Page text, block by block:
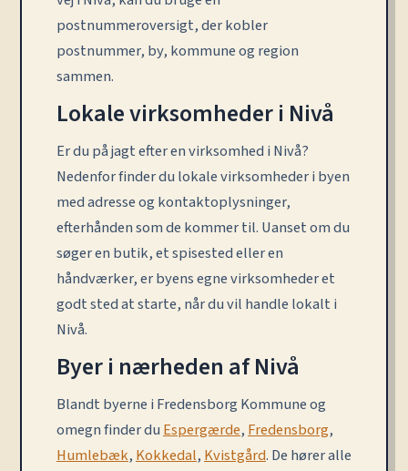
postnummeroversigt, der kobler
postnummer, by, kommune og region
sammen.
Lokale virksomheder i Nivå
Er du på jagt efter en virksomhed i Nivå?
Nedenfor finder du lokale virksomheder i byen
med adresse og kontaktoplysninger,
efterhånden som de kommer til. Uanset om du
søger en butik, et spisested eller en
håndværker, er byens egne virksomheder et
godt sted at starte, når du vil handle lokalt i
Nivå.
Byer i nærheden af Nivå
Blandt byerne i Fredensborg Kommune og
omegn finder duEspergærde,Fredensborg,
Humlebæk,Kokkedal,Kvistgård. De hører alle